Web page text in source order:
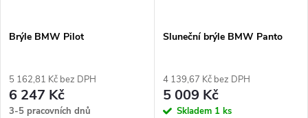
Brýle BMW Pilot
5 162,81 Kč bez DPH
6 247 Kč
3-5 pracovních dnů
Sluneční brýle BMW Panto
4 139,67 Kč bez DPH
5 009 Kč
Skladem 1 ks